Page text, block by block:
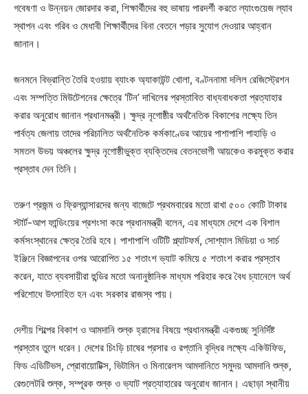
গবেষণা ও উন্নয়ন জোরদার করা, শিক্ষার্থীদের বহু ভাষায় পারদর্শী করতে ল্যাংগুয়েজ ল্যাব
স্থাপন এবং গরিব ও মেধাবী শিক্ষার্থীদের বিনা বেতনে পড়ার সুযোগ দেওয়ার আহ্বান
জানান।
জনমনে বিভ্রান্তি তৈরি হওয়ায় ব্যাংক অ্যাকাউন্ট খোলা, বণ্টননামা দলিল রেজিস্ট্রেশন
এবং সম্পত্তি মিউটেশনের ক্ষেত্রে ‘টিন’ দাখিলের প্রস্তাবিত বাধ্যবাধকতা প্রত্যাহার
করার অনুরোধ জানান প্রধানমন্ত্রী। ক্ষুদ্র নৃগোষ্ঠীর অর্থনৈতিক বিকাশের লক্ষ্যে তিন
পার্বত্য জেলায় তাদের পরিচালিত অর্থনৈতিক কর্মকাণ্ডের আয়ের পাশাপাশি পাহাড়ি ও
সমতল উভয় অঞ্চলের ক্ষুদ্র নৃগোষ্ঠীভুক্ত ব্যক্তিদের বেতনভোগী আয়কেও করমুক্ত করার
প্রস্তাব দেন তিনি।
তরুণ প্রজন্ম ও ফ্রিল্যান্সারদের জন্য বাজেটে প্রথমবারের মতো রাখা ৫০০ কোটি টাকার
স্টার্ট-আপ ফান্ডিংয়ের প্রশংসা করে প্রধানমন্ত্রী বলেন, এর মাধ্যমে দেশে এক বিশাল
কর্মসংস্থানের ক্ষেত্র তৈরি হবে। পাশাপাশি ওটিটি প্ল্যাটফর্ম, সোশ্যাল মিডিয়া ও সার্চ
ইঞ্জিনে বিজ্ঞাপনের ওপর আরোপিত ১৫ শতাংশ ভ্যাট কমিয়ে ৫ শতাংশ করার প্রস্তাব
করেন, যাতে ব্যবসায়ীরা হুন্ডির মতো অনানুষ্ঠানিক মাধ্যম পরিহার করে বৈধ চ্যানেলে অর্থ
পরিশোধে উৎসাহিত হন এবং সরকার রাজস্ব পায়।
দেশীয় শিল্পের বিকাশ ও আমদানি শুল্ক হ্রাসের বিষয়ে প্রধানমন্ত্রী একগুচ্ছ সুনির্দিষ্ট
প্রস্তাব তুলে ধরেন। দেশের চিংড়ি চাষের প্রসার ও রপ্তানি বৃদ্ধির লক্ষ্যে একিউফিড,
ফিড এডিটিভস, প্রোবায়োটিক্স, ভিটামিন ও মিনারেলস আমদানিতে সমুদয় আমদানি শুল্ক,
রেগুলেটরি শুল্ক, সম্পূরক শুল্ক ও ভ্যাট প্রত্যাহারের অনুরোধ জানান। এছাড়া স্থানীয়